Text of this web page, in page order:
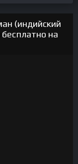
(индийский
на